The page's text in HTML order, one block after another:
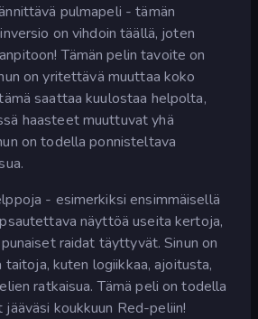
pulmapeli - tämän
on vihdoin täällä, joten
Tämän pelin tavoite on
on yritettävä muuttaa koko
saattaa kuulostaa helpolta,
haasteet muuttuvat yhä
on todella ponnisteltava
- esimerkiksi ensimmäisellä
näyttöä useita kertoja,
raidat täyttyvät. Sinun on
kuten logiikkaa, ajoitusta,
ratkaisua. Tämä peli on todella
jääväsi koukkuun Red-peliin!